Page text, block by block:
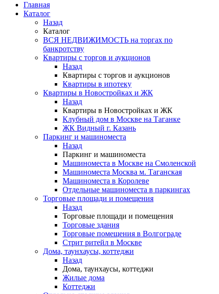
Главная
Каталог
Назад
Каталог
ВСЯ НЕДВИЖИМОСТЬ на торгах по
банкротству
Квартиры с торгов и аукционов
Назад
Квартиры с торгов и аукционов
Квартиры в ипотеку
Квартиры в Новостройках и ЖК
Назад
Квартиры в Новостройках и ЖК
Клубный дом в Москве на Таганке
ЖК Видный г. Казань
Паркинг и машиноместа
Назад
Паркинг и машиноместа
Машиноместа в Москве на Смоленской
Машиноместа Москва м. Таганская
Машиноместа в Королеве
Отдельные машиноместа в паркингах
Торговые площади и помещения
Назад
Торговые площади и помещения
Торговые здания
Торговые помещения в Волгограде
Стрит ритейл в Москве
Дома, таунхаусы, коттеджи
Назад
Дома, таунхаусы, коттеджи
Жилые дома
Коттеджи